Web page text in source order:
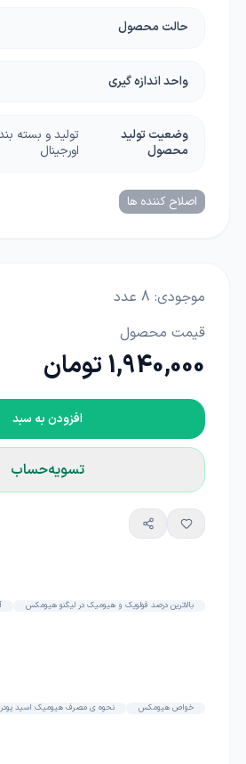
حالت محصول
واحد اندازه گیری
وضعیت تولید
محصول
تولید و بسته
اورجینال
اصلاح کننده ها
موجودی: 8 عدد
قیمت محصول
1,940,000 تومان
افزودن به سبد
تسویه‌حساب
بالاترین درصد فولویک و هیومیک در لیگنو هیومکس
خواص هیومکس نحوه ی مصرف هیومیک اسید